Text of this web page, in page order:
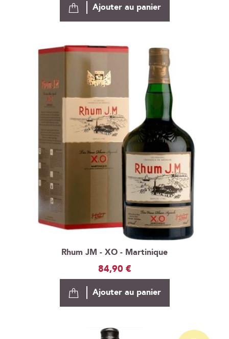
Ajouter au panier
Rhum JM - XO - Martinique
84,90 €
Ajouter au panier